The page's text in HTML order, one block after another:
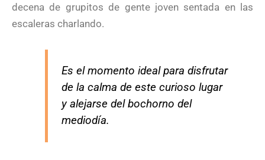
decena de grupitos de gente joven sentada en las
escaleras charlando.
Es el momento ideal para disfrutar
de la calma de este curioso lugar
y alejarse del bochorno del
mediodía.